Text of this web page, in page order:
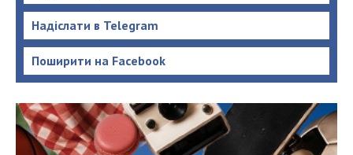
Надіслати в Telegram
Поширити на Facebook